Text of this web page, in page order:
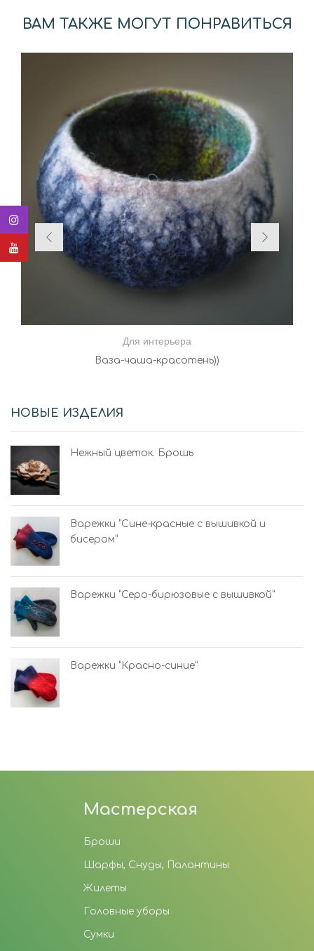
ВАМ ТАКЖЕ МОГУТ ПОНРАВИТЬСЯ
Для интерьера
Ваза-чаша-красотень))
НОВЫЕ ИЗДЕЛИЯ
Нежный цветок. Брошь
Варежки “Сине-красные с вышивкой и
бисером”
Варежки “Серо-бирюзовые с вышивкой”
Варежки “Красно-синие”
Мастерская
Броши
Шарфы, Снуды, Палантины
Жилеты
Головные уборы
Сумки